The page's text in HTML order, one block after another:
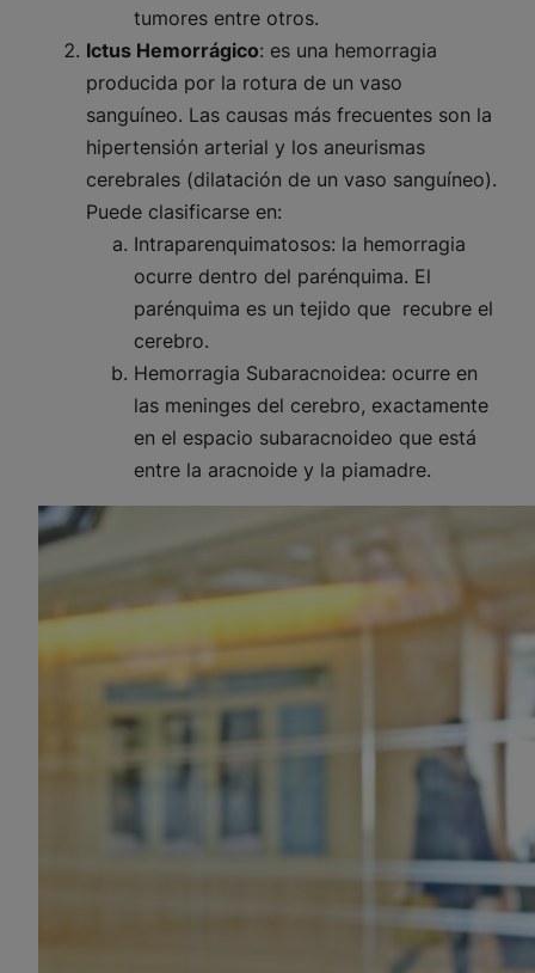
tumores entre otros.
Ictus Hemorrágico: es una hemorragia
producida por la rotura de un vaso
sanguíneo. Las causas más frecuentes son la
hipertensión arterial y los aneurismas
cerebrales (dilatación de un vaso sanguíneo).
Puede clasificarse en:
Intraparenquimatosos: la hemorragia
ocurre dentro del parénquima. El
parénquima es un tejido que recubre el
cerebro.
Hemorragia Subaracnoidea: ocurre en
las meninges del cerebro, exactamente
en el espacio subaracnoideo que está
entre la aracnoide y la piamadre.